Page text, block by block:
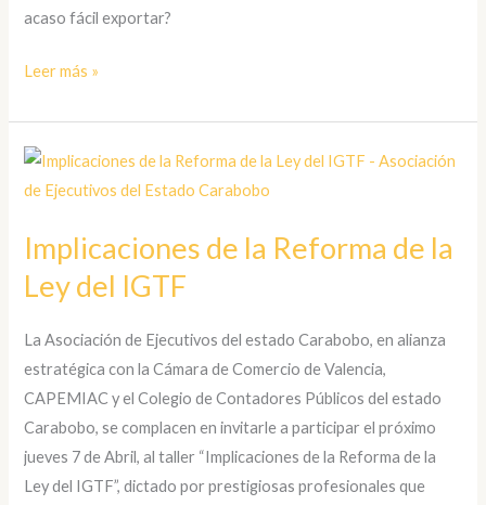
acaso fácil exportar?
Leer más »
Implicaciones de la Reforma de la
Ley del IGTF
La Asociación de Ejecutivos del estado Carabobo, en alianza
estratégica con la Cámara de Comercio de Valencia,
CAPEMIAC y el Colegio de Contadores Públicos del estado
Carabobo, se complacen en invitarle a participar el próximo
jueves 7 de Abril, al taller “Implicaciones de la Reforma de la
Ley del IGTF”, dictado por prestigiosas profesionales que
Implicaciones
de
Reforma
de
Ley
del
IGTF